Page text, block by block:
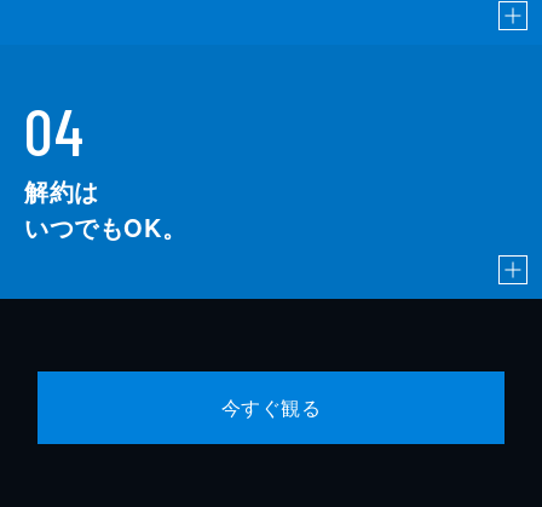
04
解約は
いつでもOK。
今すぐ観る